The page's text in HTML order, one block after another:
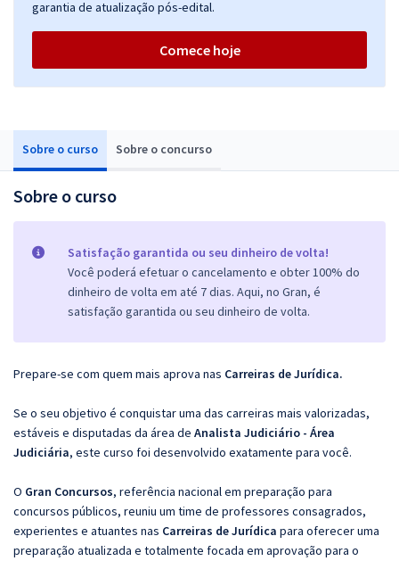
Sobre o curso Sobre o concurso
Sobre o curso
Satisfação garantida ou seu dinheiro de volta!
Você poderá efetuar o cancelamento e obter 100% do
dinheiro de volta em até 7 dias. Aqui, no Gran, é
satisfação garantida ou seu dinheiro de volta.
Prepare-se com quem mais aprova nas Carreiras de Jurídica.
Se o seu objetivo é conquistar uma das carreiras mais valorizadas,
estáveis e disputadas da área de Analista Judiciário - Área
Judiciária, este curso foi desenvolvido exatamente para você.
O Gran Concursos, referência nacional em preparação para
concursos públicos, reuniu um time de professores consagrados,
experientes e atuantes nas Carreiras de Jurídica para oferecer uma
preparação atualizada e totalmente focada em aprovação para o
garantia de atualização pós-edital.
Comece hoje